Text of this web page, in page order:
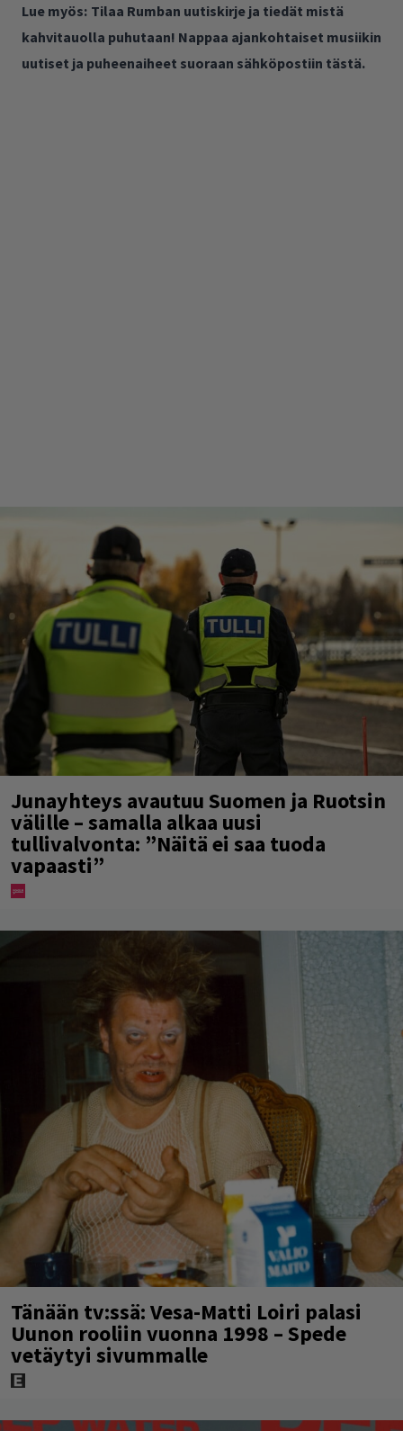
Lue myös: Tilaa Rumban uutiskirje ja tiedät mistä
kahvitauolla puhutaan! Nappaa ajankohtaiset musiikin
uutiset ja puheenaiheet suoraan sähköpostiin tästä.
Junayhteys avautuu Suomen ja Ruotsin
välille – samalla alkaa uusi
tullivalvonta: ”Näitä ei saa tuoda
vapaasti”
Tänään tv:ssä: Vesa-Matti Loiri palasi
Uunon rooliin vuonna 1998 – Spede
vetäytyi sivummalle